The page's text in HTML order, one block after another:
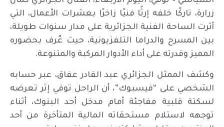
زرارة، تاركًا خلفه إرثًا فنيًا زاخرًا بعشرات الأعمال، التي
أثرت الساحة الفنية الجزائرية على مدار سنوات طويلة،
بين المسرح والدراما التلفزيونية، حيث عُرف بحضوره
المميز وقدرته على أداء الأدوار المركبة والمتنوعة.
وكشف الممثل الجزائري عبد القادر عفاق، عبر حسابه
الشخصي على “فيسبوك”، أن الراحل توفي إثر تعرضه
لسكتة قلبية مفاجئة أمام مدخل أحد البنوك، أثناء
توجهه لاستلام مستحقاته المالية المتأخرة من أحد